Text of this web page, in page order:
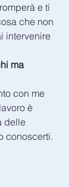
e ti
che non
intervenire
ma
con me
è
delle
conoscerti.